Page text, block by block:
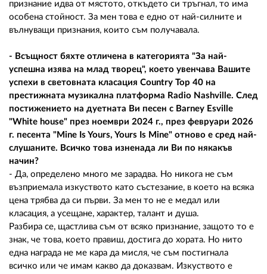
признание идва от мястото, откъдето си тръгнал, то има
особена стойност. За мен това е едно от най-силните и
вълнуващи признания, които съм получавала.
- Всъщност бяхте отличена в категорията "За най-
успешна изява на млад творец", което увенчава Вашите
успехи в световната класация Country Top 40 на
престижната музикална платформа Radio Nashville. След
постижението на дуетната Ви песен с Barney Esville
"Whіtе house" през ноември 2024 г., през февруари 2026
г. песента "Mine Is Yours, Yours Is Mine" отново е сред най-
слушаните. Всичко това изненада ли Ви по някакъв
начин?
- Да, определено много ме зарадва. Но никога не съм
възприемала изкуството като състезание, в което на всяка
цена трябва да си първи. За мен то не е медал или
класация, а усещане, характер, талант и душа.
Разбира се, щастлива съм от всяко признание, защото то е
знак, че това, което правиш, достига до хората. Но нито
една награда не ме кара да мисля, че съм постигнала
всичко или че имам какво да доказвам. Изкуството е